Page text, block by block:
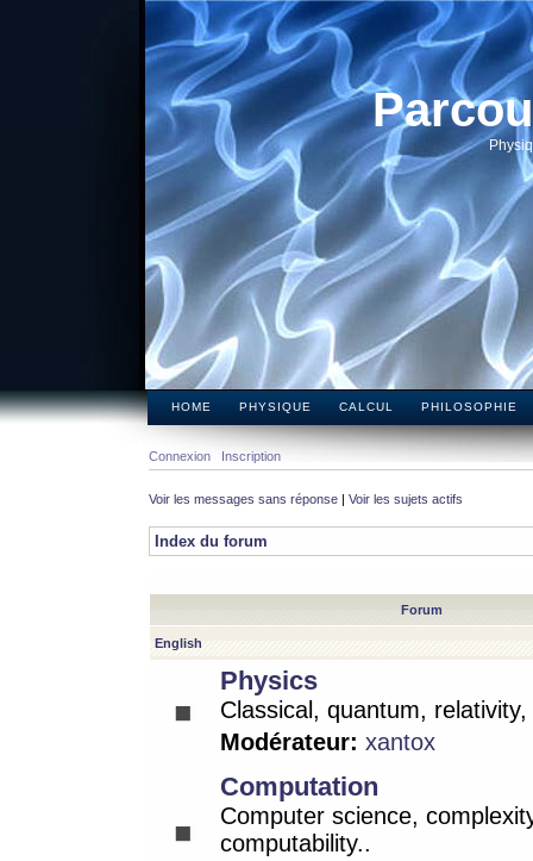
HOME PHYSIQUE CALCUL PHILOSOPHIE
Connexion Inscription
Voir les messages sans réponse | Voir les sujets actifs
Index du forum
Forum
English
Physics
Classical, quantum,
Modérateur: xantox
Computation
Computer science,
computability..